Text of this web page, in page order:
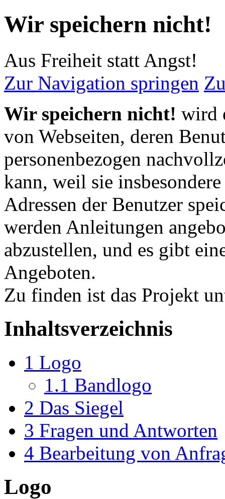
Wir speichern nicht!
Aus Freiheit statt Angst!
Zur Navigation springen
Wir speichern nicht! wird
von Webseiten, deren
personenbezogen
kann, weil sie
Adressen der Benutzer
werden Anleitungen
abzustellen, und es gibt
Angeboten.
Zu finden ist das Projekt
Inhaltsverzeichnis
1 Logo
1.1 Bandlogo
2 Das Siegel
3 Fragen und Antworten
4 Bearbeitung von
Logo